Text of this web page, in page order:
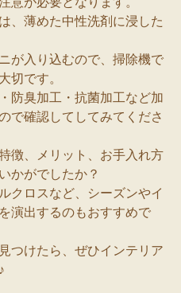
、薄めた中性洗剤に浸した
が入り込むので、掃除機で
切です。
防臭加工・抗菌加工など加
で確認してしてみてくださ
徴、メリット、お手入れ方
かがでしたか？
クロスなど、シーズンやイ
演出するのもおすすめで
つけたら、ぜひインテリア